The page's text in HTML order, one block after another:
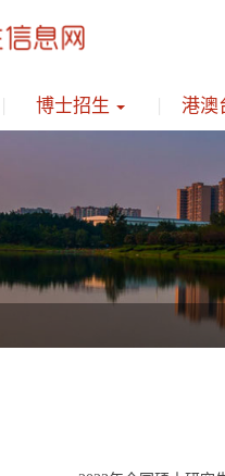
博士招生 港澳